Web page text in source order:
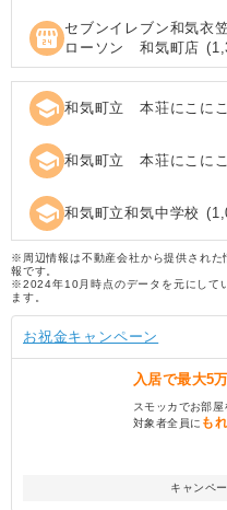
local_convenience_store セブンイレブン和気衣
ローソン 和気町店 (
school 和気町立 本荘にこに
school 和気町立 本荘にこに
school 和気町立和気中学校 (
※周辺情報は不動産会社から提供された
報です。
※2024年10月時点のデータを元にして
ます。
お祝金キャンペーン
入居で最大5
スモッカでお部屋
対象者全員に も
キャンペ